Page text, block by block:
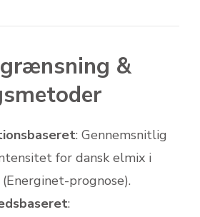
&
: Gennemsnitlig
for dansk elmix i
prognose).
: